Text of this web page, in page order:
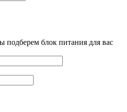
блок питания для вас